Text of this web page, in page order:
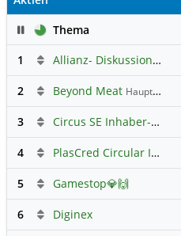
PauseThema
1
Allianz- Diskussion mit derminator
2 Beyond Meat Hauptdiskussion
3 Circus SE Inhaber-Akt
4 PlasCred Circular Innovations
5 Gamestop💎🙌
6 Diginex